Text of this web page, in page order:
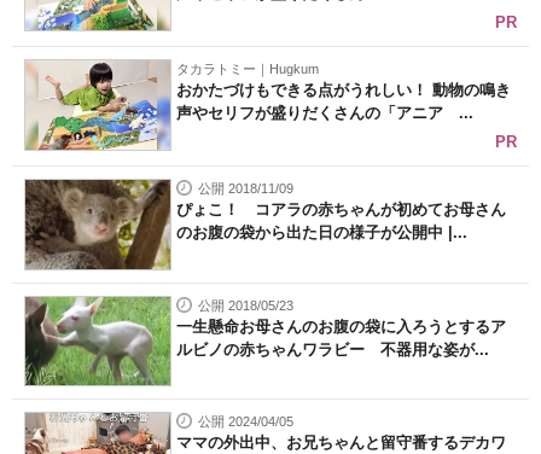
PR
タカラトミー｜Hugkum
おかたづけもできる点がうれしい！ 動物の鳴き
声やセリフが盛りだくさんの「アニア ...
PR
公開 2018/11/09
ぴょこ！ コアラの赤ちゃんが初めてお母さん
のお腹の袋から出た日の様子が公開中 |...
公開 2018/05/23
一生懸命お母さんのお腹の袋に入ろうとするア
ルビノの赤ちゃんワラビー 不器用な姿が...
公開 2024/04/05
ママの外出中、お兄ちゃんと留守番するデカワ